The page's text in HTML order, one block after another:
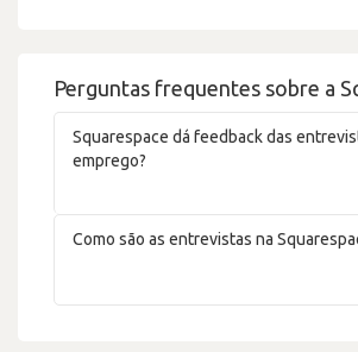
Perguntas frequentes sobre a
Squarespace dá feedback das
emprego?
Como são as entrevistas na